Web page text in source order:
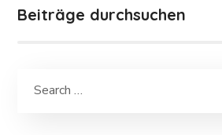
Beiträge durchsuchen